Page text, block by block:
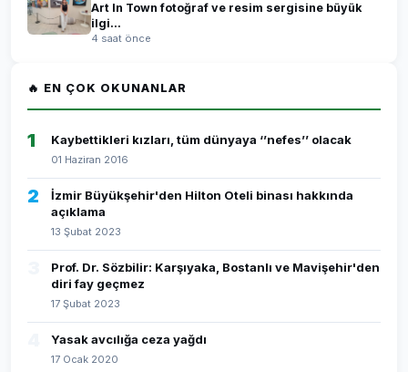
Art In Town fotoğraf ve resim sergisine büyük
ilgi...
4 saat önce
🔥 EN ÇOK OKUNANLAR
1 Kaybettikleri kızları, tüm dünyaya ‘’nefes’’ olacak
01 Haziran 2016
2
İzmir Büyükşehir'den Hilton Oteli binası hakkında
açıklama
13 Şubat 2023
Prof. Dr. Sözbilir: Karşıyaka, Bostanlı ve Mavişehir'den
diri fay geçmez
17 Şubat 2023
Yasak avcılığa ceza yağdı
17 Ocak 2020